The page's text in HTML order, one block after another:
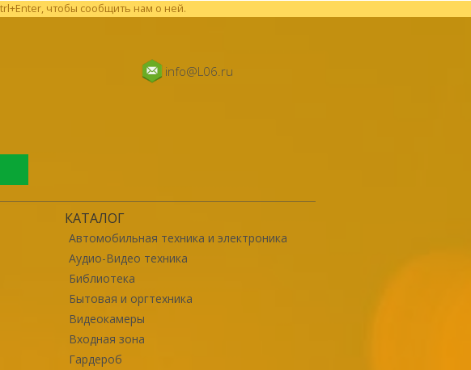
чтобы сообщить нам о ней.
info@L06.ru
КАТАЛОГ
Автомобильная техника и электроника
Аудио-Видео техника
Библиотека
Бытовая и оргтехника
Видеокамеры
Входная зона
Гардероб